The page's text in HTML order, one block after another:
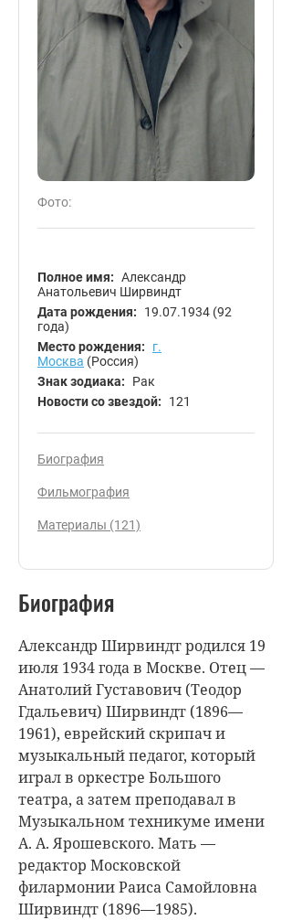
Фото:
Полное имя: Александр
Анатольевич Ширвиндт
Дата рождения:
19.07.1934 (92
года)
Место рождения:
г.
Москва (Россия)
Знак зодиака:
Рак
Новости со звездой:
121
Биография
Фильмография
Материалы (121)
Биография
Александр Ширвиндт родился 19
июля 1934 года в Москве. Отец —
Анатолий Густавович (Теодор
Гдальевич) Ширвиндт (1896—
1961), еврейский скрипач и
музыкальный педагог, который
играл в оркестре Большого
театра, а затем преподавал в
Музыкальном техникуме имени
А. А. Ярошевского. Мать —
редактор Московской
филармонии Раиса Самойловна
Ширвиндт (1896—1985).